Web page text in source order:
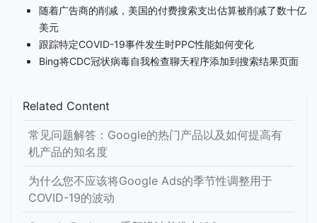
随着广告商的削减，美国的付费搜索支出估算被削减了数十亿
美元
跟踪特定COVID-19事件发生时PPC性能如何变化
Bing将CDC冠状病毒自我检查聊天程序添加到搜索结果页面
Related Content
常见问题解答：Google的热门产品以及如何提高有
机产品的知名度
为什么您不应该将Google Ads的季节性调整用于
COVID-19的波动